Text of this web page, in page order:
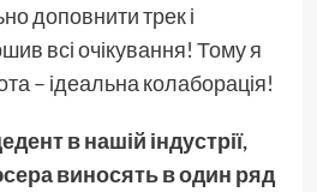
доповнити трек і
всі очікування! Тому я
– ідеальна колаборація!
в нашій індустрії,
виносять в один ряд